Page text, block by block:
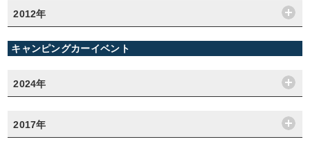
2012年
キャンピングカーイベント
2024年
2017年